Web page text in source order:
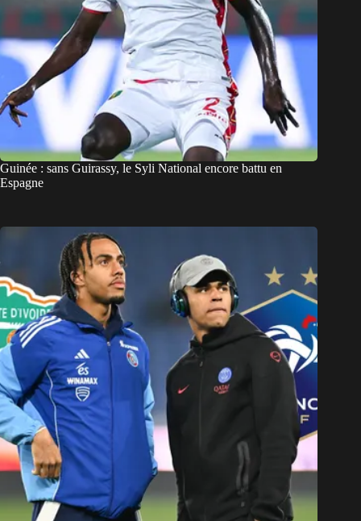
Guinée : sans Guirassy, le Syli National encore battu en
Espagne